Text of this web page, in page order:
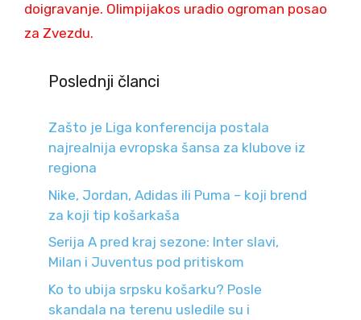
doigravanje. Olimpijakos uradio ogroman posao
za Zvezdu.
Poslednji članci
Zašto je Liga konferencija postala
najrealnija evropska šansa za klubove iz
regiona
Nike, Jordan, Adidas ili Puma – koji brend
za koji tip košarkaša
Serija A pred kraj sezone: Inter slavi,
Milan i Juventus pod pritiskom
Ko to ubija srpsku košarku? Posle
skandala na terenu usledile su i